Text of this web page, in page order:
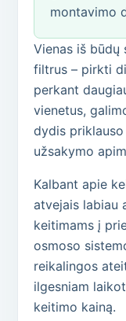
montavimo
Vienas iš būdų
filtrus – pirkti
perkant
vienetus,
dydis
užsakymo
Kalbant apie
atvejais labiau
keitimams į
osmoso
reikalingos
ilgesniam
keitimo kainą.